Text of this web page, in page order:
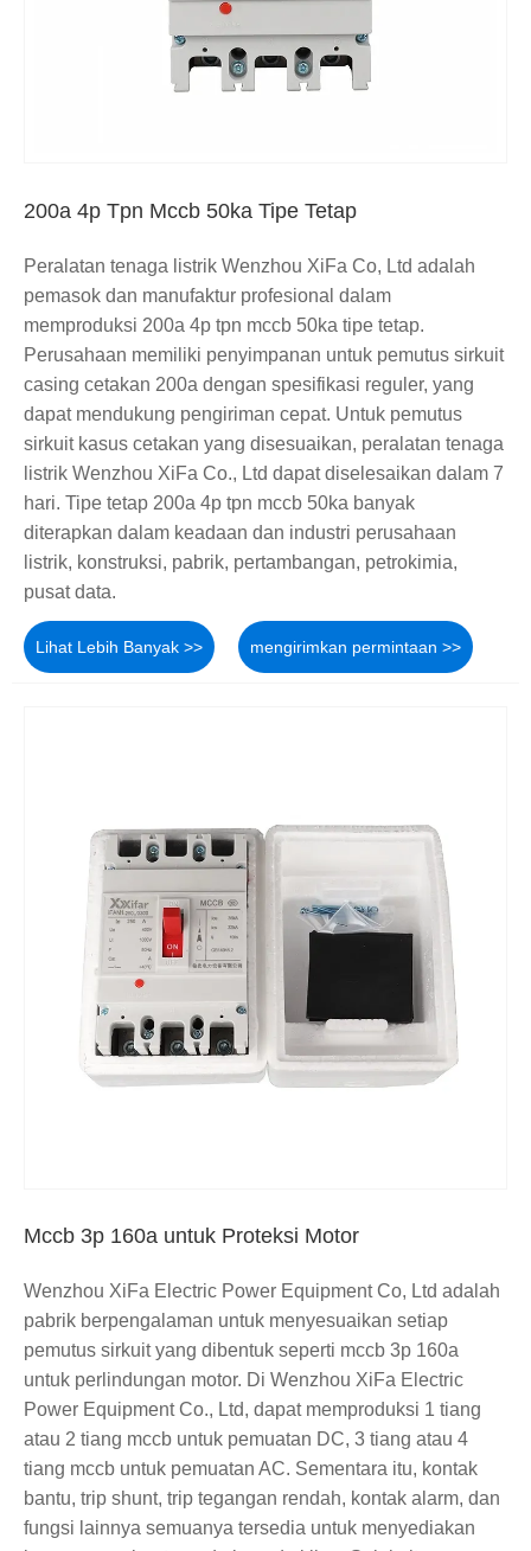
200a 4p Tpn Mccb 50ka Tipe Tetap
Peralatan tenaga listrik Wenzhou XiFa Co, Ltd adalah
pemasok dan manufaktur profesional dalam
memproduksi 200a 4p tpn mccb 50ka tipe tetap.
Perusahaan memiliki penyimpanan untuk pemutus sirkuit
casing cetakan 200a dengan spesifikasi reguler, yang
dapat mendukung pengiriman cepat. Untuk pemutus
sirkuit kasus cetakan yang disesuaikan, peralatan tenaga
listrik Wenzhou XiFa Co., Ltd dapat diselesaikan dalam 7
hari. Tipe tetap 200a 4p tpn mccb 50ka banyak
diterapkan dalam keadaan dan industri perusahaan
listrik, konstruksi, pabrik, pertambangan, petrokimia,
pusat data.
Lihat Lebih Banyak >> mengirimkan permintaan >>
Mccb 3p 160a untuk Proteksi Motor
Wenzhou XiFa Electric Power Equipment Co, Ltd adalah
pabrik berpengalaman untuk menyesuaikan setiap
pemutus sirkuit yang dibentuk seperti mccb 3p 160a
untuk perlindungan motor. Di Wenzhou XiFa Electric
Power Equipment Co., Ltd, dapat memproduksi 1 tiang
atau 2 tiang mccb untuk pemuatan DC, 3 tiang atau 4
tiang mccb untuk pemuatan AC. Sementara itu, kontak
bantu, trip shunt, trip tegangan rendah, kontak alarm, dan
fungsi lainnya semuanya tersedia untuk menyediakan